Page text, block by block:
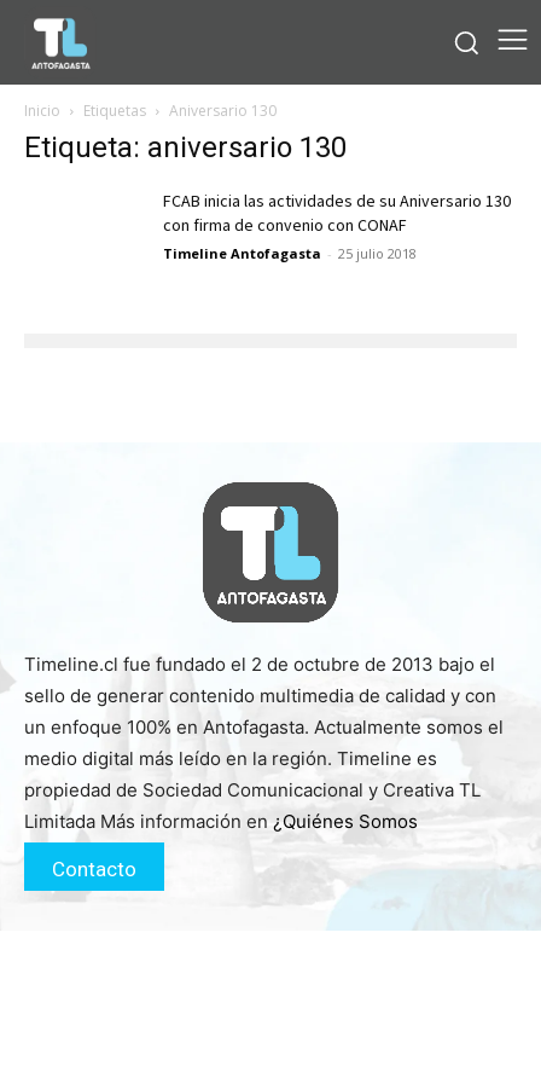
Inicio Etiquetas Aniversario 130
Etiqueta: aniversario 130
FCAB inicia las actividades de su Aniversario 130
con firma de convenio con CONAF
Timeline Antofagasta - 25 julio 2018
Timeline.cl fue fundado el 2 de octubre de 2013 bajo el
sello de generar contenido multimedia de calidad y con
un enfoque 100% en Antofagasta. Actualmente somos el
medio digital más leído en la región. Timeline es
propiedad de Sociedad Comunicacional y Creativa TL
Limitada Más información en ¿Quiénes Somos
Contacto